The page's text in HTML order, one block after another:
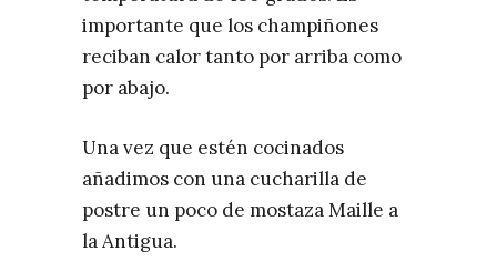
importante que los champiñones
reciban calor tanto por arriba como
por abajo.
Una vez que estén cocinados
añadimos con una cucharilla de
postre un poco de mostaza Maille a
la Antigua.